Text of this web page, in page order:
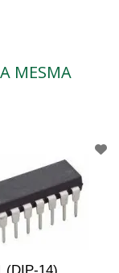
MESMA